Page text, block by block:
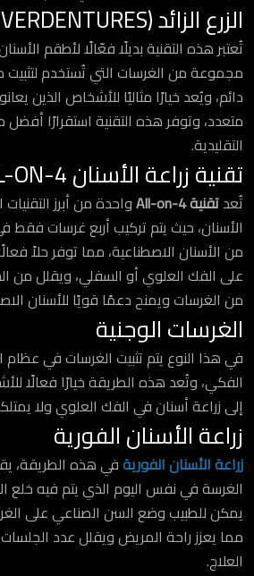
الزرع الزائد (OVERDENTURES)
تُعتبر هذه التقنية بديلًا فعّالًا لأطقم
مجموعة من الغرسات التي تُستخدم
دائم، ويُعد خيارًا مثاليًا للأشخاص الذين
متعدد، وتوفر هذه التقنية استقرارًا أفضل
التقليدية.
تقنية زراعة الأسنان ALL-ON-4
تُعدتقنية All-on-4
واحدة من أبرز
الأسنان، حيث يتم تركيب أربع غرسات
من الأسنان الاصطناعية، مما توفر حلاً
على الفك العلوي أو السفلي، ويقلل من
من الغرسات ويمنح دعمًا قويًا للأسنان
الغرسات الوجنية
في هذا النوع يتم تثبيت الغرسات في عظام
الفكي، وتُعد هذه الطريقة خيارًا فعالًا
إلى زراعة أسنان في الفك العلوي ولا
زراعة الأسنان الفورية
زراعة الأسنان الفوريةفي هذه الطريقة،
الغرسة في نفس اليوم الذي يتم فيه خلع
يمكن للطبيب وضع السن الصناعي على
مما يعزز راحة المريض ويقلل عدد
العلاج.